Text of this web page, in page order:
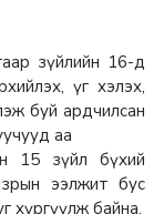
зүйлийн 16-д
үг хэлэх,
буй ардчилсан
аа
15 зүйл бүхий
ээлжит бус
хүргүүлж байна.